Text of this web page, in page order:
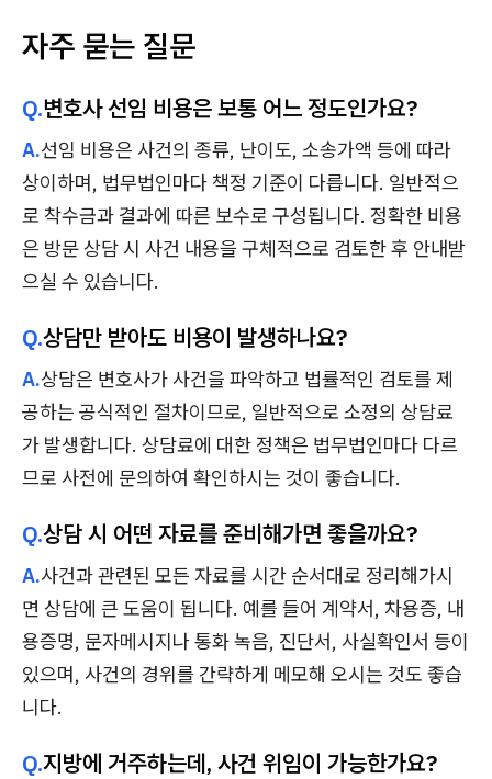
자주 묻는 질문
Q.변호사 선임 비용은 보통 어느 정도인가요?
A.선임 비용은 사건의 종류, 난이도, 소송가액 등에 따라
상이하며, 법무법인마다 책정 기준이 다릅니다. 일반적으
로 착수금과 결과에 따른 보수로 구성됩니다. 정확한 비용
은 방문 상담 시 사건 내용을 구체적으로 검토한 후 안내받
으실 수 있습니다.
Q.상담만 받아도 비용이 발생하나요?
A.상담은 변호사가 사건을 파악하고 법률적인 검토를 제
공하는 공식적인 절차이므로, 일반적으로 소정의 상담료
가 발생합니다. 상담료에 대한 정책은 법무법인마다 다르
므로 사전에 문의하여 확인하시는 것이 좋습니다.
Q.상담 시 어떤 자료를 준비해가면 좋을까요?
A.사건과 관련된 모든 자료를 시간 순서대로 정리해가시
면 상담에 큰 도움이 됩니다. 예를 들어 계약서, 차용증, 내
용증명, 문자메시지나 통화 녹음, 진단서, 사실확인서 등이
있으며, 사건의 경위를 간략하게 메모해 오시는 것도 좋습
니다.
Q.지방에 거주하는데, 사건 위임이 가능한가요?